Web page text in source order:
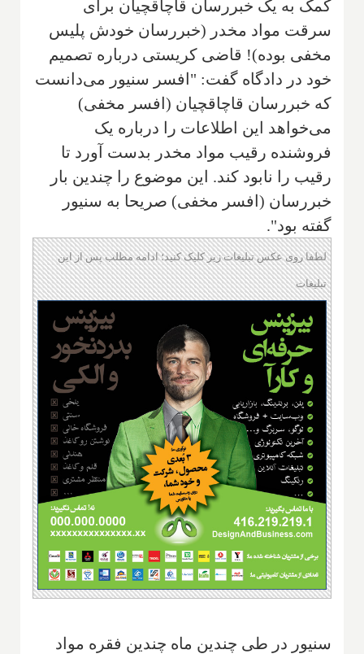
کمک به یک خبررسان قاچاقچیان برای
سرقت مواد مخدر (خبررسان خودش پلیس
مخفی بوده)! قاضی كریستی درباره تصمیم
خود در دادگاه گفت: "افسر سنیور می‌دانست
كه خبررسان قاچاقچیان (افسر مخفی)
می‌خواهد این اطلاعات را درباره یک
فروشنده رقیب مواد مخدر بدست آورد تا
رقیب را نابود کند. این موضوع را چندین بار
خبررسان (افسر مخفی) صریحا به سنیور
گفته بود".
لطفا روی عکس تبلیغات زیر کلیک کنید؛ ادامه مطلب پس از این
تبلیغات
سنیور در طی چندین ماه چندین فقره مواد